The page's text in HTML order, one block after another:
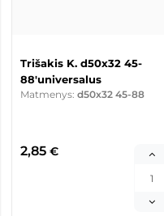
Trišakis K. d50x32 45-
88'universalus
Matmenys: d50x32 45-88
2,85 €